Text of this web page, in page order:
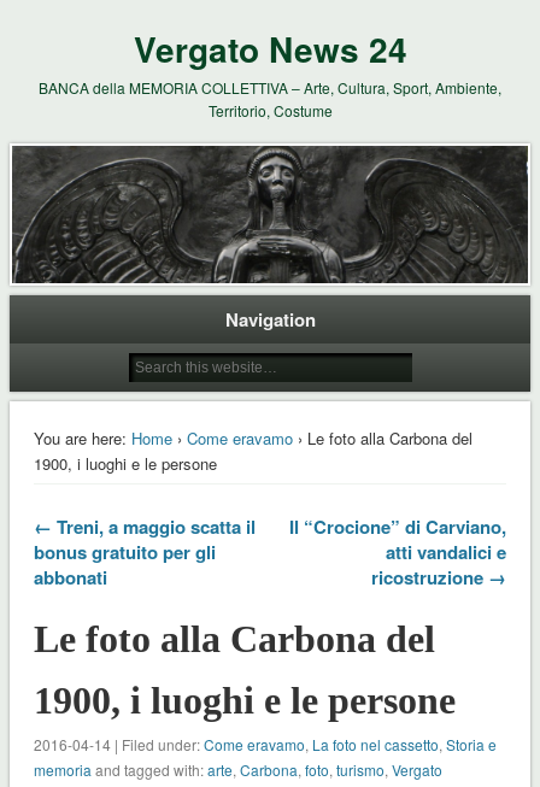
Vergato News 24
BANCA della MEMORIA COLLETTIVA – Arte, Cultura, Sport, Ambiente,
Territorio, Costume
Navigation
You are here: Home› Come eravamo› Le foto alla Carbona del
1900, i luoghi e le persone
← Treni, a maggio scatta il
bonus gratuito per gli
abbonati
Il “Crocione” di Carviano,
atti vandalici e
ricostruzione →
Le foto alla Carbona del
1900, i luoghi e le persone
2016-04-14 | Filed under:Come eravamo, La foto nel cassetto, Storia e
memoria and tagged with:arte, Carbona, foto, turismo, Vergato